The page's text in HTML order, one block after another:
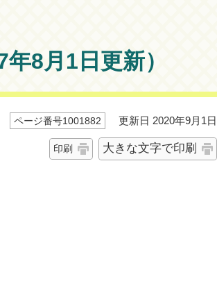
8月1日更新）
ページ番号1001882 更新日 2020年9月1日
印刷 大きな文字で印刷